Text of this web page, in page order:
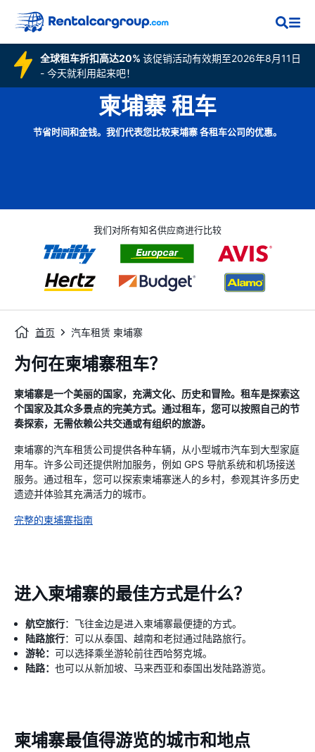
全球租车折扣高达20% 该促销活动有效期至2026年8月11日
- 今天就利用起来吧！
柬埔寨 租车
节省时间和金钱。我们代表您比较柬埔寨 各租车公司的优惠。
我们对所有知名供应商进行比较
首页 汽车租赁 柬埔寨
为何在柬埔寨租车？
柬埔寨是一个美丽的国家，充满文化、历史和冒险。租车是探索这
个国家及其众多景点的完美方式。通过租车，您可以按照自己的节
奏探索，无需依赖公共交通或有组织的旅游。
柬埔寨的汽车租赁公司提供各种车辆，从小型城市汽车到大型家庭
用车。许多公司还提供附加服务，例如 GPS 导航系统和机场接送
服务。通过租车，您可以探索柬埔寨迷人的乡村，参观其许多历史
遗迹并体验其充满活力的城市。
完整的柬埔寨指南
进入柬埔寨的最佳方式是什么？
航空旅行：飞往金边是进入柬埔寨最便捷的方式。
陆路旅行：可以从泰国、越南和老挝通过陆路旅行。
游轮： 可以选择乘坐游轮前往西哈努克城。
陆路： 也可以从新加坡、马来西亚和泰国出发陆路游览。
柬埔寨最值得游览的城市和地点